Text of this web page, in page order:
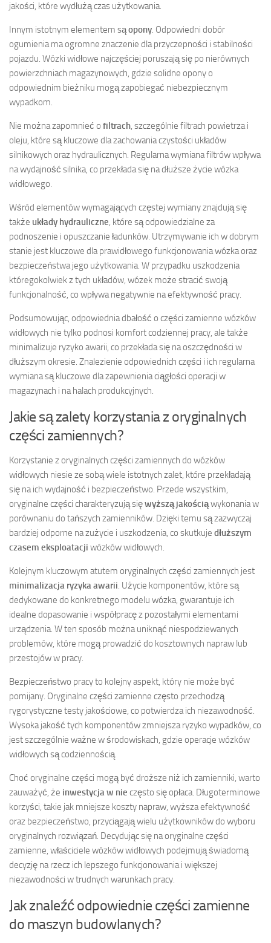
jakości, które wydłużą czas użytkowania.
Innym istotnym elementem sąopony. Odpowiedni dobór
ogumienia ma ogromne znaczenie dla przyczepności i stabilności
pojazdu. Wózki widłowe najczęściej poruszają się po nierównych
powierzchniach magazynowych, gdzie solidne opony o
odpowiednim bieżniku mogą zapobiegać niebezpiecznym
wypadkom.
Nie można zapomnieć o filtrach, szczególnie filtrach powietrza i
oleju, które są kluczowe dla zachowania czystości układów
silnikowych oraz hydraulicznych. Regularna wymiana filtrów wpływa
na wydajność silnika, co przekłada się na dłuższe życie wózka
widłowego.
Wśród elementów wymagających częstej wymiany znajdują się
także układy hydrauliczne, które są odpowiedzialne za
podnoszenie i opuszczanie ładunków. Utrzymywanie ich w dobrym
stanie jest kluczowe dla prawidłowego funkcjonowania wózka oraz
bezpieczeństwa jego użytkowania. W przypadku uszkodzenia
któregokolwiek z tych układów, wózek może stracić swoją
funkcjonalność, co wpływa negatywnie na efektywność pracy.
Podsumowując, odpowiednia dbałość o części zamienne wózków
widłowych nie tylko podnosi komfort codziennej pracy, ale także
minimalizuje ryzyko awarii, co przekłada się na oszczędności w
dłuższym okresie. Znalezienie odpowiednich części i ich regularna
wymiana są kluczowe dla zapewnienia ciągłości operacji w
magazynach i na halach produkcyjnych.
Jakie są zalety korzystania z oryginalnych
części zamiennych?
Korzystanie z oryginalnych części zamiennych do wózków
widłowych niesie ze sobą wiele istotnych zalet, które przekładają
się na ich wydajność i bezpieczeństwo. Przede wszystkim,
oryginalne części charakteryzują sięwyższą jakościąwykonania w
porównaniu do tańszych zamienników. Dzięki temu są zazwyczaj
bardziej odporne na zużycie i uszkodzenia, co skutkuje dłuższym
czasem eksploatacji wózków widłowych.
Kolejnym kluczowym atutem oryginalnych części zamiennych jest
minimalizacja ryzyka awarii. Użycie komponentów, które są
dedykowane do konkretnego modelu wózka, gwarantuje ich
idealne dopasowanie i współpracę z pozostałymi elementami
urządzenia. W ten sposób można uniknąć niespodziewanych
problemów, które mogą prowadzić do kosztownych napraw lub
przestojów w pracy.
Bezpieczeństwo pracy to kolejny aspekt, który nie może być
pomijany. Oryginalne części zamienne często przechodzą
rygorystyczne testy jakościowe, co potwierdza ich niezawodność.
Wysoka jakość tych komponentów zmniejsza ryzyko wypadków, co
jest szczególnie ważne w środowiskach, gdzie operacje wózków
widłowych są codziennością.
Choć oryginalne części mogą być droższe niż ich zamienniki, warto
zauważyć, że inwestycja w nie często się opłaca. Długoterminowe
korzyści, takie jak mniejsze koszty napraw, wyższa efektywność
oraz bezpieczeństwo, przyciągają wielu użytkowników do wyboru
oryginalnych rozwiązań. Decydując się na oryginalne części
zamienne, właściciele wózków widłowych podejmują świadomą
decyzję na rzecz ich lepszego funkcjonowania i większej
niezawodności w trudnych warunkach pracy.
Jak znaleźć odpowiednie części zamienne
do maszyn budowlanych?